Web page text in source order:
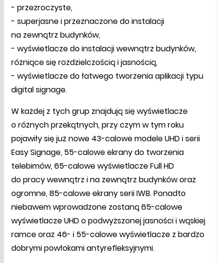
- przezroczyste,
- superjasne i przeznaczone do instalacji
na zewnątrz budynków,
- wyświetlacze do instalacji wewnątrz budynków,
różniące się rozdzielczością i jasnością,
- wyświetlacze do łatwego tworzenia aplikacji typu
digital signage.
W każdej z tych grup znajdują się wyświetlacze
o różnych przekątnych, przy czym w tym roku
pojawiły się już nowe 43-calowe modele UHD i serii
Easy Signage, 55-calowe ekrany do tworzenia
telebimów, 65-calowe wyświetlacze Full HD
do pracy wewnątrz i na zewnątrz budynków oraz
ogromne, 85-calowe ekrany serii IWB. Ponadto
niebawem wprowadzone zostaną 65-calowe
wyświetlacze UHD o podwyższonej jasności i wąskiej
ramce oraz 46- i 55-calowe wyświetlacze z bardzo
dobrymi powłokami antyrefleksyjnymi.